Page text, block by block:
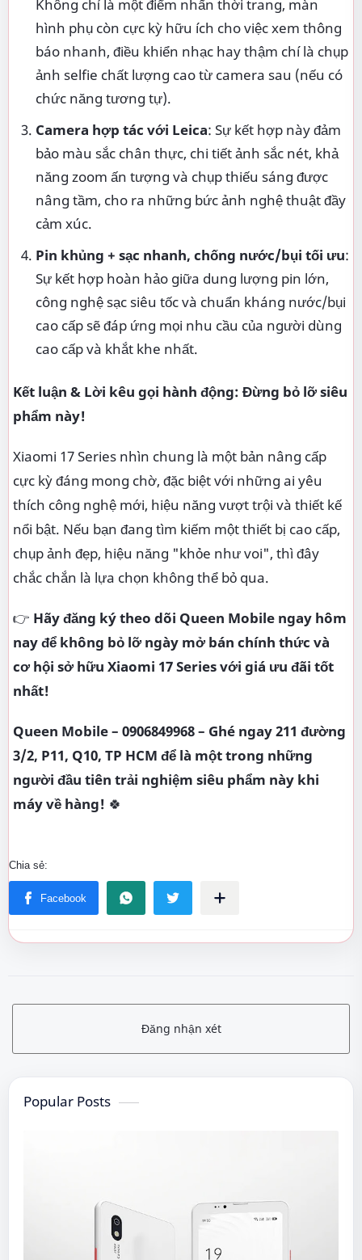
Không chỉ là một điểm nhấn thời trang, màn
hình phụ còn cực kỳ hữu ích cho việc xem thông
báo nhanh, điều khiển nhạc hay thậm chí là chụp
ảnh selfie chất lượng cao từ camera sau (nếu có
chức năng tương tự).
Camera hợp tác với Leica: Sự kết hợp này đảm
bảo màu sắc chân thực, chi tiết ảnh sắc nét, khả
năng zoom ấn tượng và chụp thiếu sáng được
nâng tầm, cho ra những bức ảnh nghệ thuật đầy
cảm xúc.
Pin khủng + sạc nhanh, chống nước/bụi tối ưu:
Sự kết hợp hoàn hảo giữa dung lượng pin lớn,
công nghệ sạc siêu tốc và chuẩn kháng nước/bụi
cao cấp sẽ đáp ứng mọi nhu cầu của người dùng
cao cấp và khắt khe nhất.
Kết luận & Lời kêu gọi hành động: Đừng bỏ lỡ siêu
phẩm này!
Xiaomi 17 Series nhìn chung là một bản nâng cấp
cực kỳ đáng mong chờ, đặc biệt với những ai yêu
thích công nghệ mới, hiệu năng vượt trội và thiết kế
nổi bật. Nếu bạn đang tìm kiếm một thiết bị cao cấp,
chụp ảnh đẹp, hiệu năng "khỏe như voi", thì đây
chắc chắn là lựa chọn không thể bỏ qua.
👉 Hãy đăng ký theo dõi Queen Mobile ngay hôm
nay để không bỏ lỡ ngày mở bán chính thức và
cơ hội sở hữu Xiaomi 17 Series với giá ưu đãi tốt
nhất!
Queen Mobile – 0906849968 – Ghé ngay 211 đường
3/2, P11, Q10, TP HCM để là một trong những
người đầu tiên trải nghiệm siêu phẩm này khi
máy về hàng! 🍀
Đăng nhận xét
Popular Posts